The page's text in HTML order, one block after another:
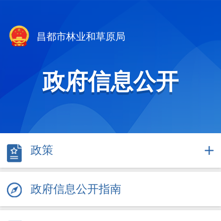
昌都市林业和草原局
政府信息公开
政策
政府信息公开指南